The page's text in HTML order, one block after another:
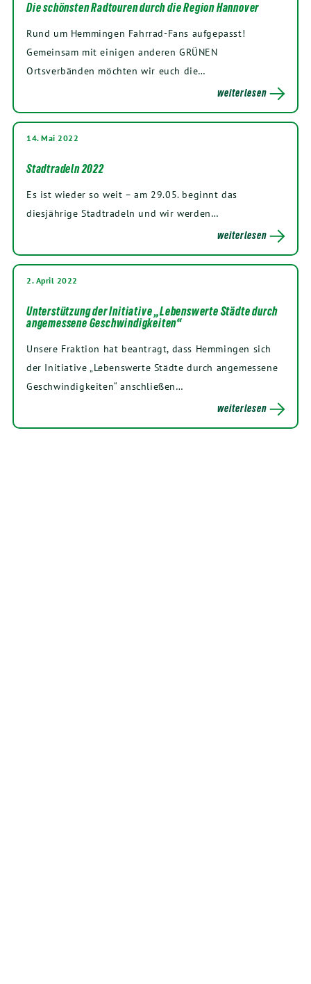
Die schönsten Radtouren durch die Region Hannover
Rund um Hemmingen Fahrrad-Fans aufgepasst!
Gemeinsam mit einigen anderen GRÜNEN
Ortsverbänden möchten wir euch die…
weiterlesen
14. Mai 2022
Stadtradeln 2022
Es ist wieder so weit – am 29.05. beginnt das
diesjährige Stadtradeln und wir werden…
weiterlesen
2. April 2022
Unterstützung der Initiative „Lebenswerte Städte durch
angemessene Geschwindigkeiten“
Unsere Fraktion hat beantragt, dass Hemmingen sich
der Initiative „Lebenswerte Städte durch angemessene
Geschwindigkeiten“ anschließen…
weiterlesen